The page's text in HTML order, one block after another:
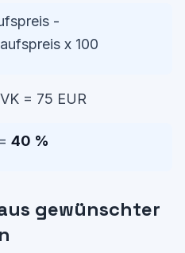
-
x 100
= 75 EUR
40 %
gewünschter